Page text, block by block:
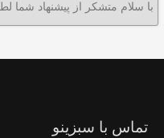
با سلام متشکر از پیشنهاد شما
تماس با سبزینو